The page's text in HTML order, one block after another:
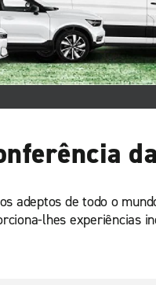
adeptos de todo o
lhes experiências